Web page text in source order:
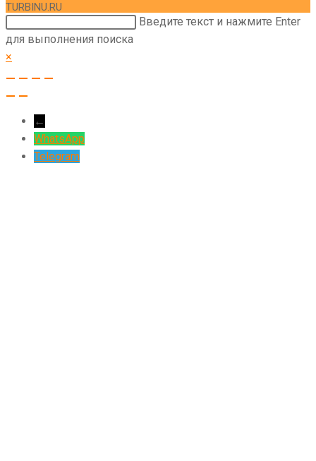
TURBINU.RU
Поиск
на
сайте
Введите текст и нажмите Enter
для выполнения поиска
×
←
WhatsApp
Telegram